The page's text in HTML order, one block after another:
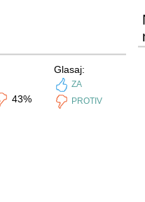
43%
Glasaj:
ZA
PROTIV